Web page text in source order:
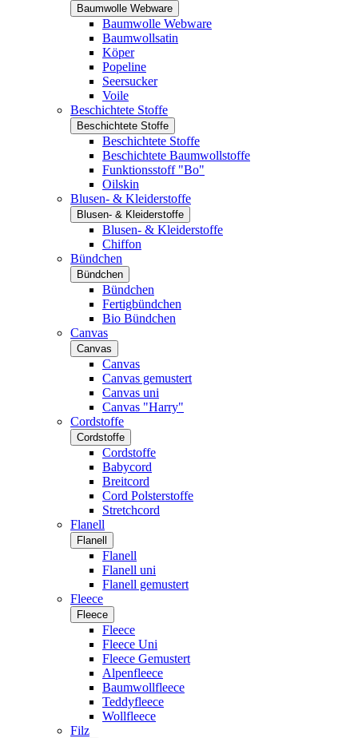
Baumwolle Webware
Baumwolle Webware
Baumwollsatin
Köper
Popeline
Seersucker
Voile
Beschichtete Stoffe
Beschichtete Stoffe
Beschichtete Stoffe
Beschichtete Baumwollstoffe
Funktionsstoff "Bo"
Oilskin
Blusen- & Kleiderstoffe
Blusen- & Kleiderstoffe
Blusen- & Kleiderstoffe
Chiffon
Bündchen
Bündchen
Bündchen
Fertigbündchen
Bio Bündchen
Canvas
Canvas
Canvas
Canvas gemustert
Canvas uni
Canvas "Harry"
Cordstoffe
Cordstoffe
Cordstoffe
Babycord
Breitcord
Cord Polsterstoffe
Stretchcord
Flanell
Flanell
Flanell
Flanell uni
Flanell gemustert
Fleece
Fleece
Fleece
Fleece Uni
Fleece Gemustert
Alpenfleece
Baumwollfleece
Teddyfleece
Wollfleece
Filz